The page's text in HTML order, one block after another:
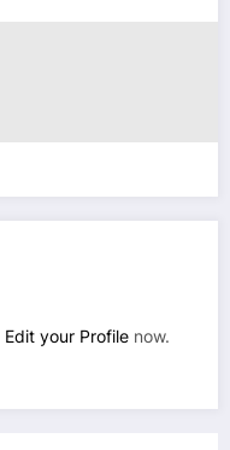
Edit your Profile now.